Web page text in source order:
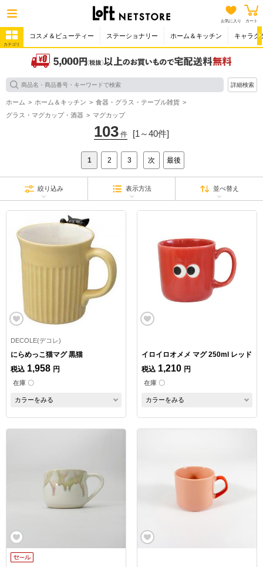
お気に入り カート
カテゴリ
コスメ＆ビューティー ステーショナリー ホーム＆キッチン キャラク
詳細検索
ホーム ホーム＆キッチン
食器・グラス・テーブル雑貨
グラス・マグカップ・酒器
マグカップ
103 件 [1～40件]
1 2 3 次 最後
絞り込み 表示方法 並べ替え
DECOLE(デコレ)
にらめっこ猫マグ 黒猫
税込 1,958 円
在庫 〇
カラーをみる
イロイロオメメ マグ 250ml レッド
税込 1,210 円
在庫 〇
カラーをみる